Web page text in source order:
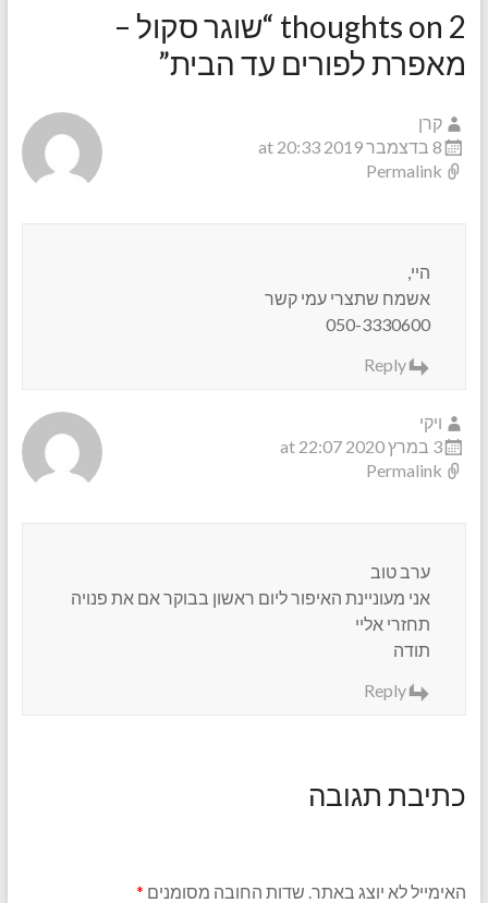
2 thoughts on “
שוגר סקול –
מאפרת לפורים עד הבית”
קרן
8 בדצמבר 2019 at 20:33
Permalink
היי,
אשמח שתצרי עמי קשר
050-3330600
Reply
ויקי
3 במרץ 2020 at 22:07
Permalink
ערב טוב
אני מעוניינת האיפור ליום ראשון בבוקר אם את פנויה
תחזרי אליי
תודה
Reply
כתיבת תגובה
האימייל לא יוצג באתר. שדות החובה מסומנים *